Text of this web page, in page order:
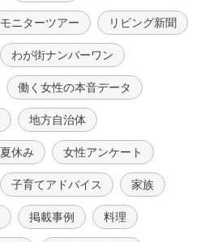
モニターツアー リビング新聞
わが街ナンバーワン
働く女性の本音データ
地方自治体
夏休み 女性アンケート
子育てアドバイス 家族
掲載事例 料理